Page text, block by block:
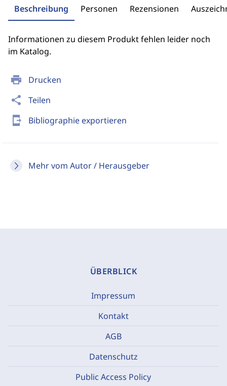
print Drucken
share Teilen
send_to_mobile Bibliographie exportieren
Mehr vom Autor / Herausgeber
Beschreibung Personen Rezensionen
Informationen zu diesem Produkt fehlen leider noch
im Katalog.
ÜBERBLICK
Impressum
Kontakt
AGB
Datenschutz
Public Access Policy